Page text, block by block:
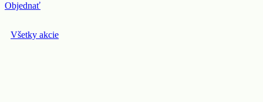
Objednať
Všetky akcie